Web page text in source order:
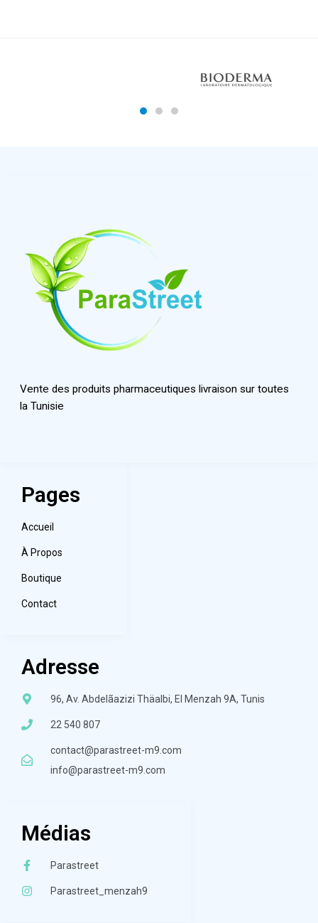
Vente des produits pharmaceutiques livraison sur toutes
la Tunisie
Pages
Accueil
À Propos
Boutique
Contact
Adresse
96, Av. Abdelãazizi Thäalbi, El Menzah 9A, Tunis
22 540 807
contact@parastreet-m9.com
info@parastreet-m9.com
Médias
Parastreet
Parastreet_menzah9